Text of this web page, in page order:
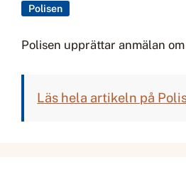
Polisen
Polisen upprättar anmälan
Läs hela artikeln på